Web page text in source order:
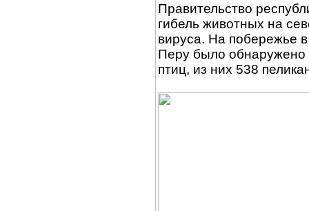
Правительство
гибель животных на
вируса. На побережье
Перу было обнаружено
птиц, из них 538